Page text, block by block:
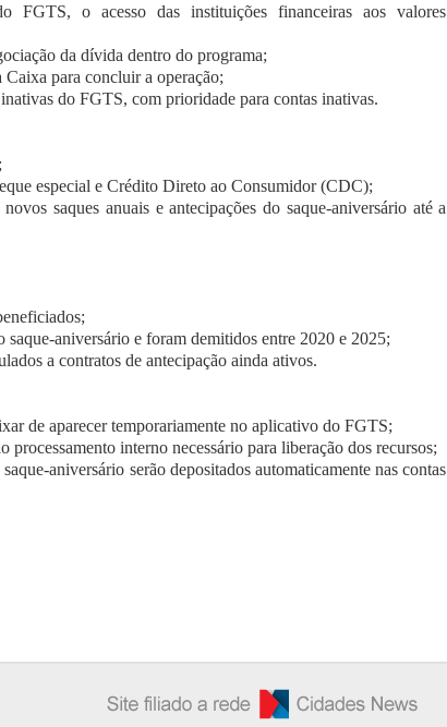
FGTS, o acesso das instituições financeiras aos valores
da dívida dentro do programa;
Caixa para concluir a operação;
do FGTS, com prioridade para contas inativas.
especial e Crédito Direto ao Consumidor (CDC);
saques anuais e antecipações do saque-aniversário até a
saque-aniversário e foram demitidos entre 2020 e 2025;
a contratos de antecipação ainda ativos.
de aparecer temporariamente no aplicativo do FGTS;
interno necessário para liberação dos recursos;
aniversário serão depositados automaticamente nas contas